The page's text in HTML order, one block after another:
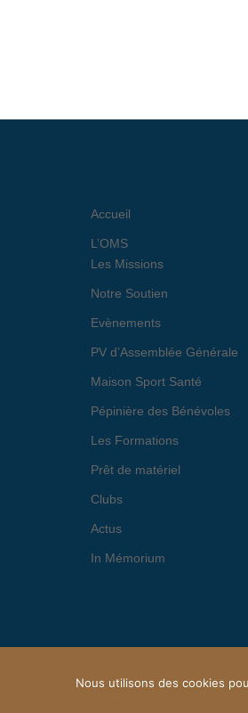
Accueil
L’OMS
Les Missions
Notre Soutien
Evènements
PV d’Assemblée Générale
Maison Sport Santé
Pépinière des Bénévoles
Les Formations
Prêt de matériel
Clubs
Actus
In Mémorium
© 2026 OFFICE
Nous utilisons des cookies